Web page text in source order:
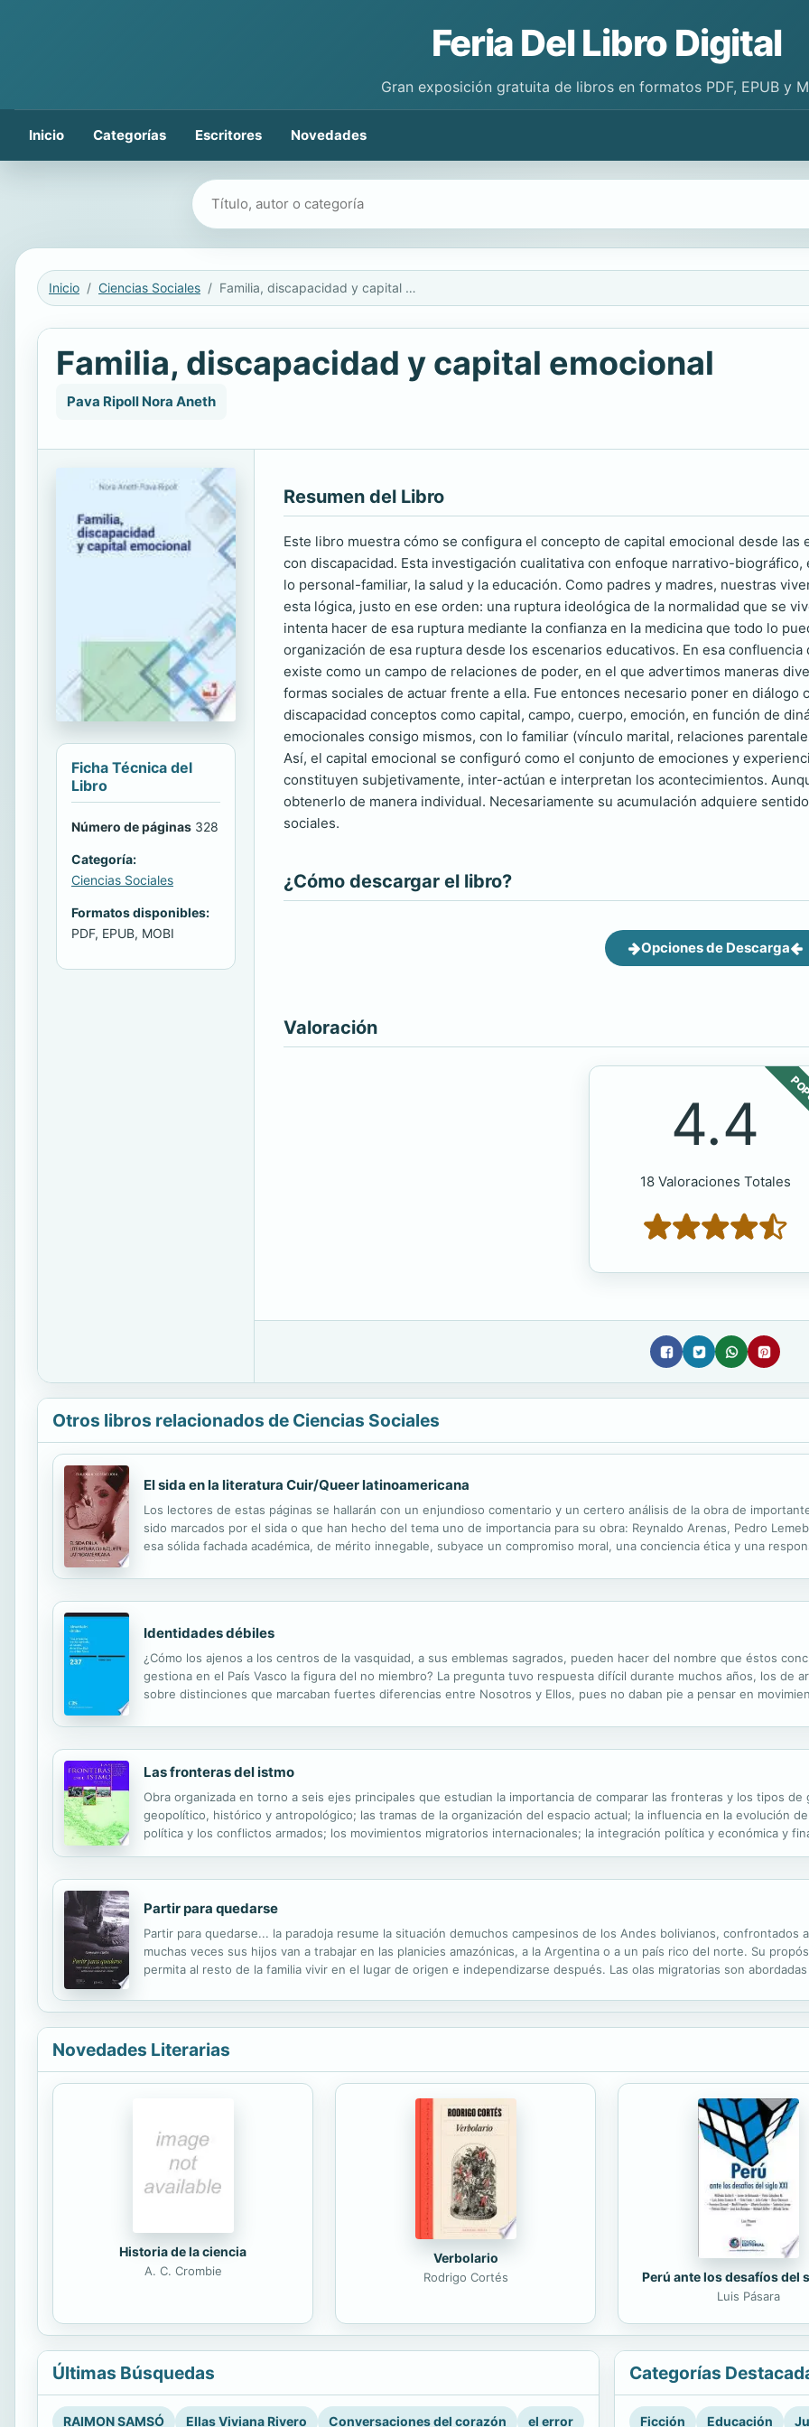
Feria Del Libro Digital
Gran exposición gratuita de libros en formatos PDF, EPUB y
Inicio Categorías Escritores Novedades
Buscar libros
Inicio Ciencias Sociales Familia, discapacidad y capital emocional
Familia, discapacidad y capital emocional
Pava Ripoll Nora Aneth
Ficha Técnica del
Libro
Número de páginas 328
Categoría:
Ciencias Sociales
Formatos disponibles:
PDF, EPUB, MOBI
Resumen del Libro
Este libro muestra cómo se configura el concepto de capital emocional desde
con discapacidad. Esta investigación cualitativa con enfoque narrativo-
lo personal-familiar, la salud y la educación. Como padres y madres, nuestras
esta lógica, justo en ese orden: una ruptura ideológica de la normalidad que se
intenta hacer de esa ruptura mediante la confianza en la medicina que todo lo
organización de esa ruptura desde los escenarios educativos. En esa
existe como un campo de relaciones de poder, en el que advertimos maneras
formas sociales de actuar frente a ella. Fue entonces necesario poner en diálogo
discapacidad conceptos como capital, campo, cuerpo, emoción, en función de
emocionales consigo mismos, con lo familiar (vínculo marital, relaciones
Así, el capital emocional se configuró como el conjunto de emociones y
constituyen subjetivamente, inter-actúan e interpretan los acontecimientos.
obtenerlo de manera individual. Necesariamente su acumulación adquiere
sociales.
¿Cómo descargar el libro?
Opciones de Descarga
Valoración
4.4
18 Valoraciones Totales
Otros libros relacionados de Ciencias Sociales
El sida en la literatura Cuir/Queer latinoamericana
Los lectores de estas páginas se hallarán con un enjundioso comentario y un certero análisis de la obra de
sido marcados por el sida o que han hecho del tema uno de importancia para su obra: Reynaldo Arenas, Pedro
esa sólida fachada académica, de mérito innegable, subyace un compromiso moral, una conciencia ética y una
Identidades débiles
¿Cómo los ajenos a los centros de la vasquidad, a sus emblemas sagrados, pueden hacer del nombre que éstos
gestiona en el País Vasco la figura del no miembro? La pregunta tuvo respuesta difícil durante muchos años, los de
sobre distinciones que marcaban fuertes diferencias entre Nosotros y Ellos, pues no daban pie a pensar en
Las fronteras del istmo
Obra organizada en torno a seis ejes principales que estudian la importancia de comparar las fronteras y los tipos
geopolítico, histórico y antropológico; las tramas de la organización del espacio actual; la influencia en la evolución
política y los conflictos armados; los movimientos migratorios internacionales; la integración política y económica y
Partir para quedarse
Partir para quedarse... la paradoja resume la situación demuchos campesinos de los Andes bolivianos, confrontados
muchas veces sus hijos van a trabajar en las planicies amazónicas, a la Argentina o a un país rico del norte. Su
permita al resto de la familia vivir en el lugar de origen e independizarse después. Las olas migratorias son
Novedades Literarias
Historia de la ciencia
A. C. Crombie
Verbolario
Rodrigo Cortés Perú ante los desafíos del
Luis Pásara
Últimas Búsquedas
RAIMON SAMSÓ Ellas Viviana Rivero Conversaciones del corazón el error
Categorías
Ficción Educación